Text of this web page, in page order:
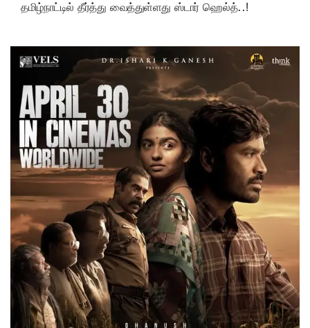
தமிழ்நாட்டில் தீர்த்து வைத்துள்ளது ஸ்டார் ஹெல்த்..!